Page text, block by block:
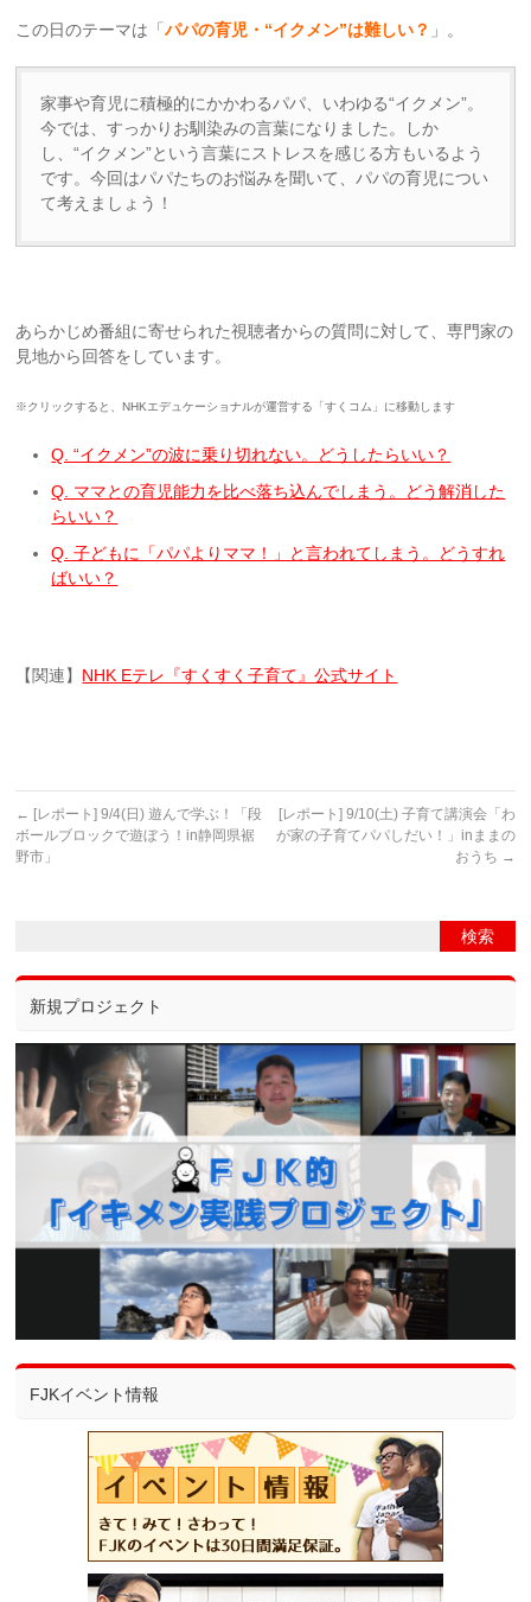
この日のテーマは「パパの育児・“イクメン”は難しい？ 」。
家事や育児に積極的にかかわるパパ、いわゆる“イクメン”。
今では、すっかりお馴染みの言葉になりました。しか
し、“イクメン”という言葉にストレスを感じる方もいるよう
です。今回はパパたちのお悩みを聞いて、パパの育児につい
て考えましょう！
あらかじめ番組に寄せられた視聴者からの質問に対して、専門家の
見地から回答をしています。
※クリックすると、NHKエデュケーショナルが運営する「すくコム」に移動します
Q. “イクメン”の波に乗り切れない。どうしたらいい？
Q. ママとの育児能力を比べ落ち込んでしまう。どう解消した
らいい？
Q. 子どもに「パパよりママ！」と言われてしまう。どうすれ
ばいい？
【関連】 NHK Eテレ『すくすく子育て』公式サイト
← [レポート] 9/4(日) 遊んで学ぶ！「段
ボールブロックで遊ぼう！in静岡県裾
野市」
[レポート] 9/10(土) 子育て講演会「わ
が家の子育てパパしだい！」inままの
おうち →
新規プロジェクト
FJKイベント情報